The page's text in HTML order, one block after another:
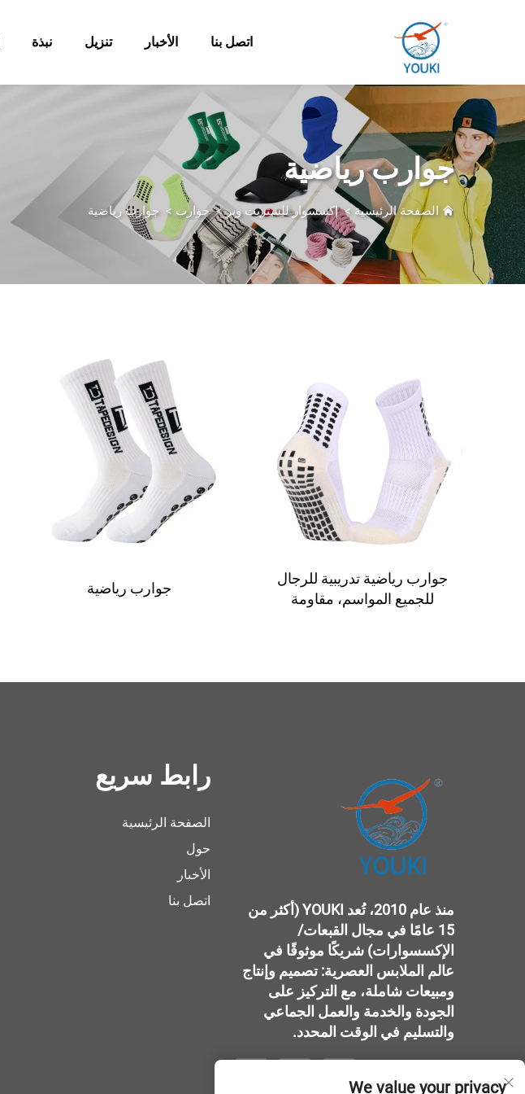
نبذة تنزيل الأخبار اتصل بنا
جوارب رياضية
الصفحة الرئيسية>إكسسوار للستريت وير>جوارب >جوارب رياضية
جوارب رياضية تدريبية للرجال
للجميع المواسم، مقاومة
إضافي
جوارب رياضية
منذ عام 2010، تُعد YOUKI (أكثر من
15 عامًا في مجال القبعات/
الإكسسوارات) شريكًا موثوقًا في
عالم الملابس العصرية: تصميم وإنتاج
ومبيعات شاملة، مع التركيز على
الجودة والخدمة والعمل الجماعي
والتسليم في الوقت المحدد.
رابط سريع
الصفحة الرئيسية
حول
الأخبار
اتصل بنا
We value your privacy